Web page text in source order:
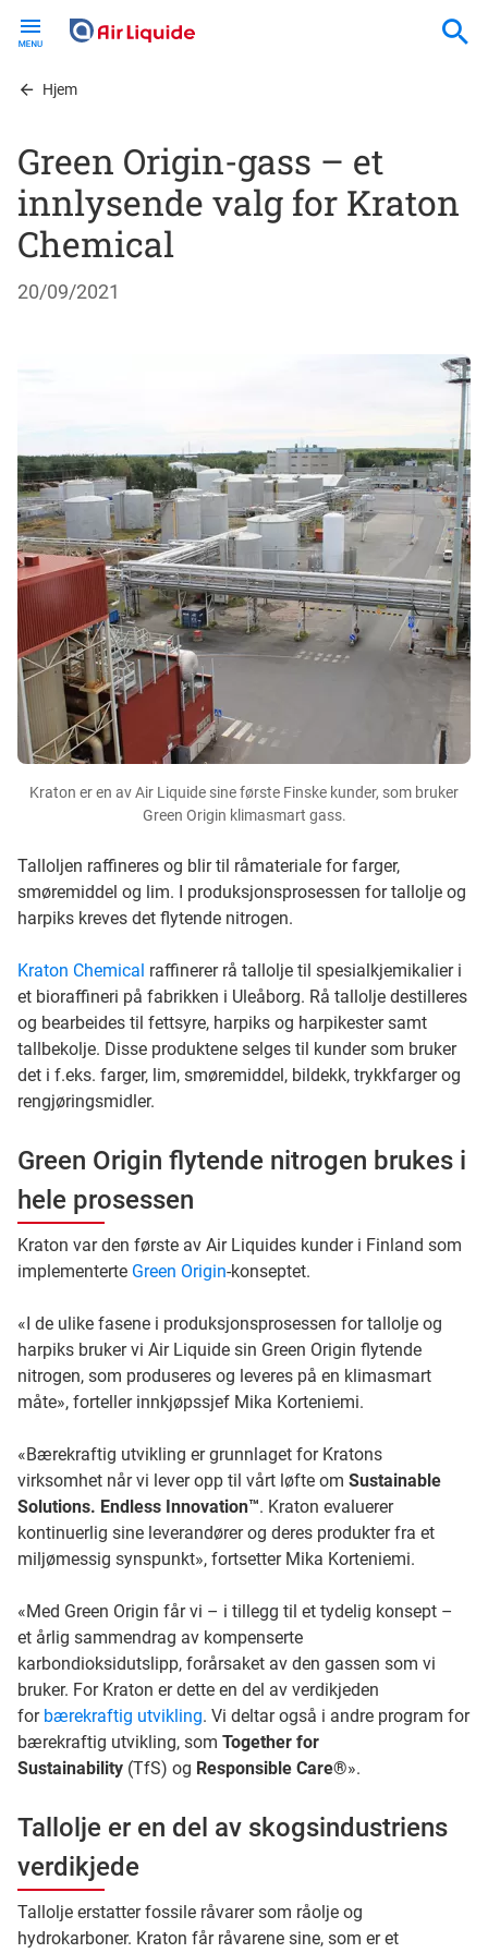
contentHjem
Green Origin-gass – et
innlysende valg for Kraton
Chemical
20/09/2021
Kraton er en av Air Liquide sine første Finske kunder, som bruker
Green Origin klimasmart gass.
Talloljen raffineres og blir til råmateriale for farger,
smøremiddel og lim. I produksjonsprosessen for tallolje og
harpiks kreves det flytende nitrogen.
Kraton Chemical raffinerer rå tallolje til spesialkjemikalier i
et bioraffineri på fabrikken i Uleåborg. Rå tallolje destilleres
og bearbeides til fettsyre, harpiks og harpikester samt
tallbekolje. Disse produktene selges til kunder som bruker
det i f.eks. farger, lim, smøremiddel, bildekk, trykkfarger og
rengjøringsmidler.
Green Origin flytende nitrogen brukes i
hele prosessen
Kraton var den første av Air Liquides kunder i Finland som
implementerte Green Origin-konseptet.
«I de ulike fasene i produksjonsprosessen for tallolje og
harpiks bruker vi Air Liquide sin Green Origin flytende
nitrogen, som produseres og leveres på en klimasmart
måte», forteller innkjøpssjef Mika Korteniemi.
«Bærekraftig utvikling er grunnlaget for Kratons
virksomhet når vi lever opp til vårt løfte om Sustainable
Solutions. Endless Innovation™. Kraton evaluerer
kontinuerlig sine leverandører og deres produkter fra et
miljømessig synspunkt», fortsetter Mika Korteniemi.
«Med Green Origin får vi – i tillegg til et tydelig konsept –
et årlig sammendrag av kompenserte
karbondioksidutslipp, forårsaket av den gassen som vi
bruker. For Kraton er dette en del av verdikjeden
for bærekraftig utvikling. Vi deltar også i andre program for
bærekraftig utvikling, som Together for
Sustainability (TfS) og Responsible Care®».
Tallolje er en del av skogsindustriens
verdikjede
Tallolje erstatter fossile råvarer som råolje og
hydrokarboner. Kraton får råvarene sine, som er et